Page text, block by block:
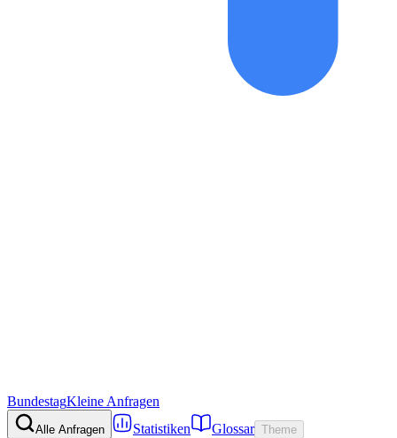
BundestagKleine Anfragen
Alle Anfragen Statistiken Glossar Theme